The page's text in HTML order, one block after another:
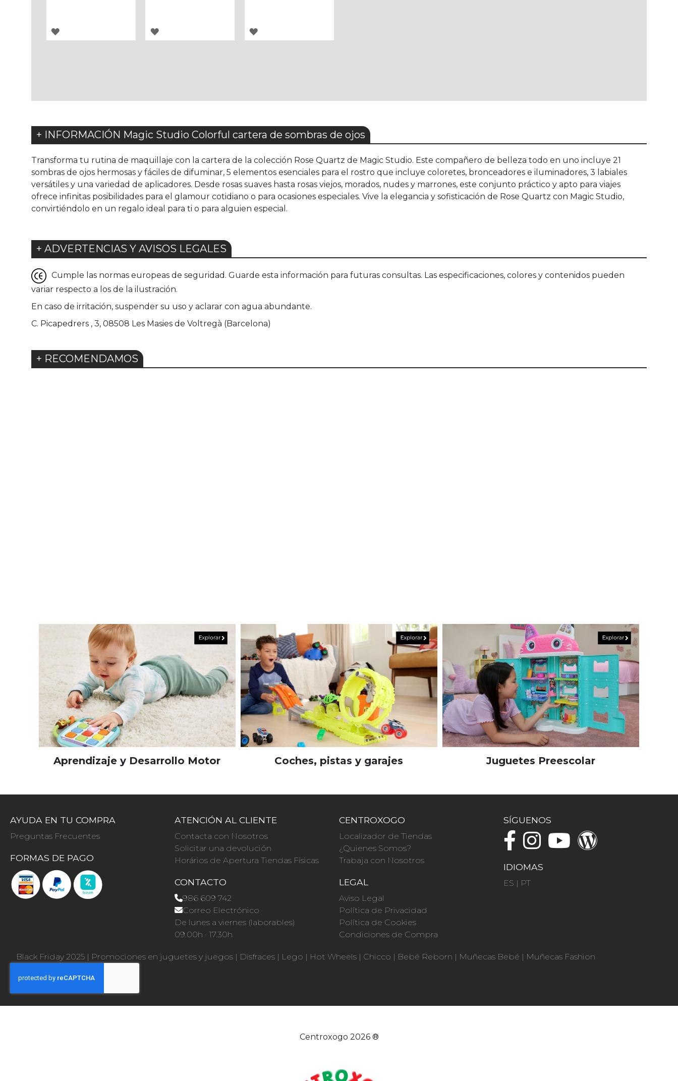
AGREGAR
AGREGAR
AGREGAR
+ INFORMACIÓN Magic Studio Colorful cartera de sombras de ojos
Transforma tu rutina de maquillaje con la cartera de la colección Rose Quartz de Magic Studio. Este compañero de belleza todo en uno incluye 21
sombras de ojos hermosas y fáciles de difuminar, 5 elementos esenciales para el rostro que incluye coloretes, bronceadores e iluminadores, 3 labiales
versátiles y una variedad de aplicadores. Desde rosas suaves hasta rosas viejos, morados, nudes y marrones, este conjunto práctico y apto para viajes
ofrece infinitas posibilidades para el glamour cotidiano o para ocasiones especiales. Vive la elegancia y sofisticación de Rose Quartz con Magic Studio,
convirtiéndolo en un regalo ideal para ti o para alguien especial.
+ ADVERTENCIAS Y AVISOS LEGALES
Cumple las normas europeas de seguridad. Guarde esta información para futuras consultas. Las especificaciones, colores y contenidos pueden
variar respecto a los de la ilustración.
En caso de irritación, suspender su uso y aclarar con agua abundante.
C. Picapedrers , 3, 08508 Les Masies de Voltregà (Barcelona)
+ RECOMENDAMOS
Aprendizaje y Desarrollo Motor Coches, pistas y garajes Juguetes Preescolar
AYUDA EN TU COMPRA
Preguntas Frecuentes
FORMAS DE PAGO
ATENCIÓN AL CLIENTE
Contacta con Nosotros
Solicitar una devolución
Horários de Apertura Tiendas Físicas
CONTACTO
986 609 742
Correo Electrónico
De lunes a viernes (laborables)
09.00h · 17.30h
CENTROXOGO
Localizador de Tiendas
¿Quienes Somos?
Trabaja con Nosotros
LEGAL
Aviso Legal
Política de Privacidad
Política de Cookies
Condiciones de Compra
SÍGUENOS
IDIOMAS
ES | PT
Black Friday 2025 | Promociones en juguetes y juegos | Disfraces | Lego | Hot Wheels | Chicco | Bebé Reborn | Muñecas Bebé | Muñecas Fashion
Centroxogo 2026 ®